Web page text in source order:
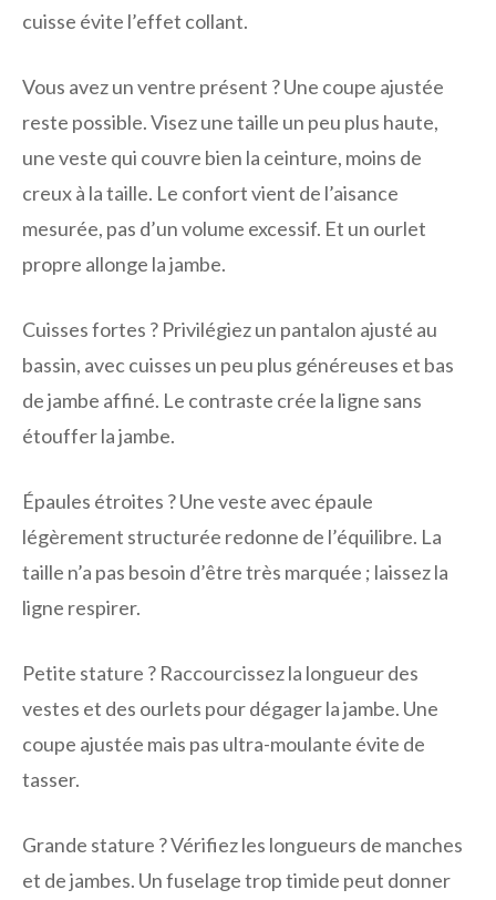
cuisse évite l’effet collant.
Vous avez un ventre présent ? Une coupe ajustée
reste possible. Visez une taille un peu plus haute,
une veste qui couvre bien la ceinture, moins de
creux à la taille. Le confort vient de l’aisance
mesurée, pas d’un volume excessif. Et un ourlet
propre allonge la jambe.
Cuisses fortes ? Privilégiez un pantalon ajusté au
bassin, avec cuisses un peu plus généreuses et bas
de jambe affiné. Le contraste crée la ligne sans
étouffer la jambe.
Épaules étroites ? Une veste avec épaule
légèrement structurée redonne de l’équilibre. La
taille n’a pas besoin d’être très marquée ; laissez la
ligne respirer.
Petite stature ? Raccourcissez la longueur des
vestes et des ourlets pour dégager la jambe. Une
coupe ajustée mais pas ultra-moulante évite de
tasser.
Grande stature ? Vérifiez les longueurs de manches
et de jambes. Un fuselage trop timide peut donner